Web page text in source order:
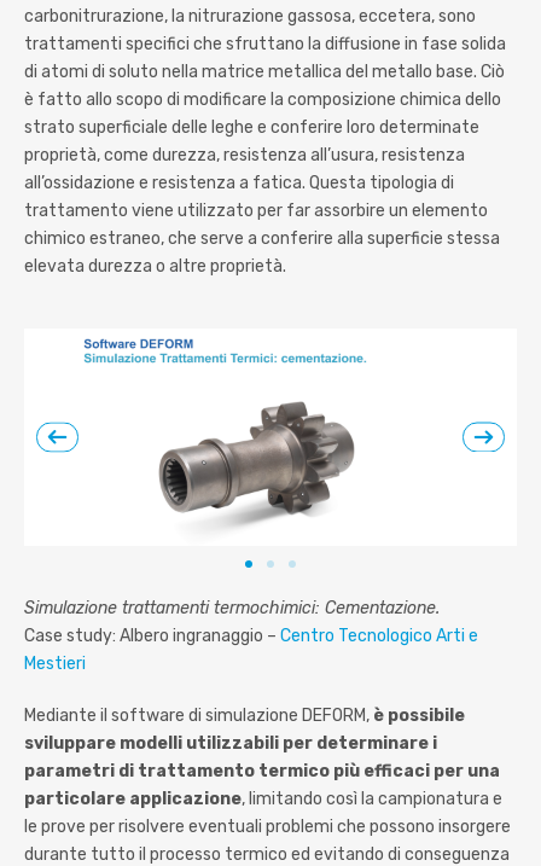
carbonitrurazione, la nitrurazione gassosa, eccetera, sono
trattamenti specifici che sfruttano la diffusione in fase solida
di atomi di soluto nella matrice metallica del metallo base. Ciò
è fatto allo scopo di modificare la composizione chimica dello
strato superficiale delle leghe e conferire loro determinate
proprietà, come durezza, resistenza all’usura, resistenza
all’ossidazione e resistenza a fatica. Questa tipologia di
trattamento viene utilizzato per far assorbire un elemento
chimico estraneo, che serve a conferire alla superficie stessa
elevata durezza o altre proprietà.
Simulazione trattamenti termochimici: Cementazione.
Case study: Albero ingranaggio – Centro Tecnologico Arti e
Mestieri
Mediante il software di simulazione DEFORM, è possibile
sviluppare modelli utilizzabili per determinare i
parametri di trattamento termico più efficaci per una
particolare applicazione, limitando così la campionatura e
le prove per risolvere eventuali problemi che possono insorgere
durante tutto il processo termico ed evitando di conseguenza